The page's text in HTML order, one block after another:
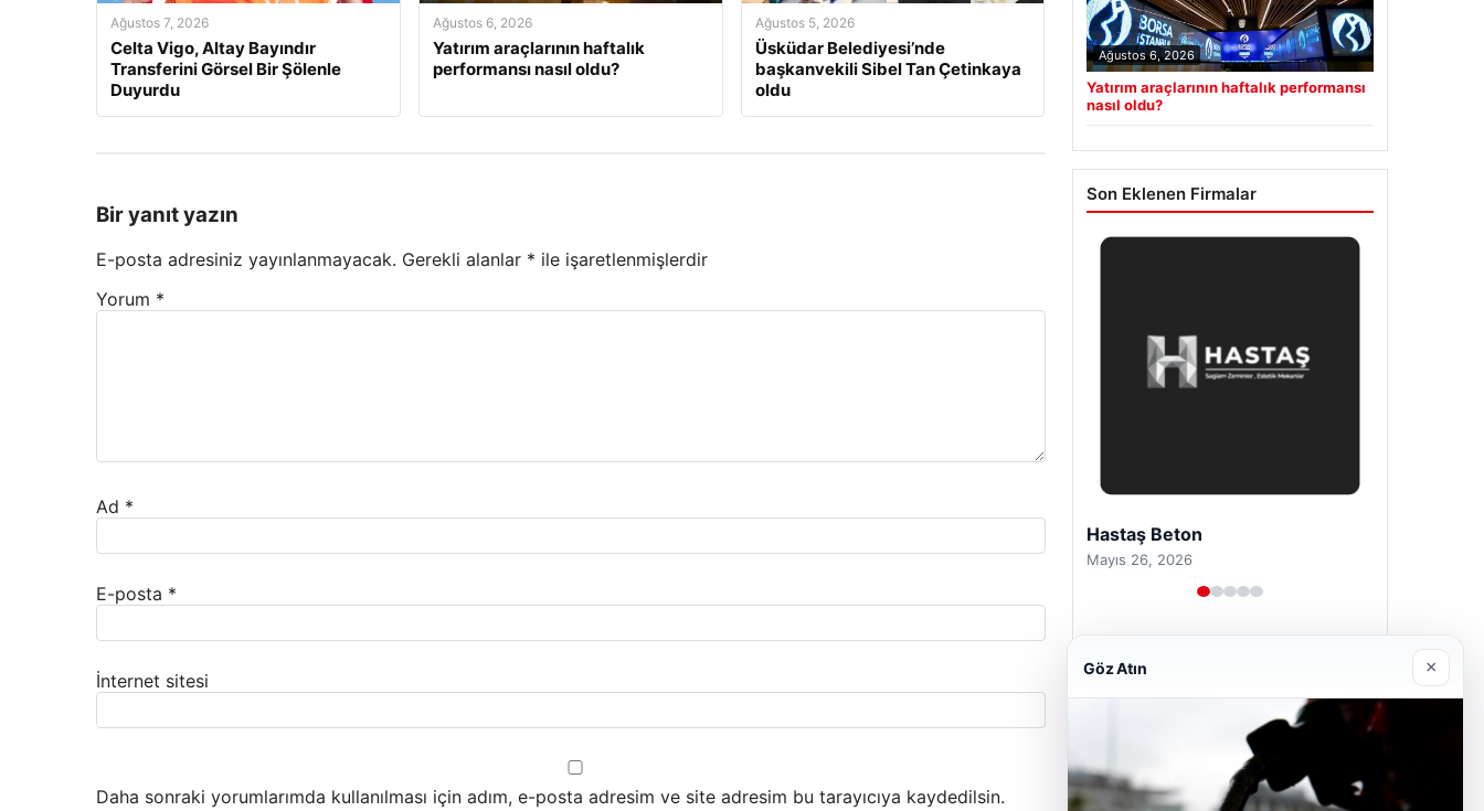
Ağustos 7, 2026
Celta Vigo, Altay Bayındır
Transferini Görsel Bir Şölenle
Duyurdu
Ağustos 6, 2026
Yatırım araçlarının haftalık
performansı nasıl oldu?
Ağustos 5, 2026
Üsküdar Belediyesi’nde
başkanvekili Sibel Tan Çetinkaya
oldu
Bir yanıt yazın
E-posta adresiniz yayınlanmayacak. Gerekli alanlar * ile işaretlenmişlerdir
Yorum *
Ad *
E-posta *
İnternet sitesi
Daha sonraki yorumlarımda kullanılması için adım, e-posta adresim ve site adresim bu tarayıcıya kaydedilsin.
Ağustos 6, 2026
Yatırım araçlarının haftalık performansı
nasıl oldu?
Son Eklenen Firmalar
Enes Kaplan Avukatlık Bürosu
Nisan 28, 2026
Göz Atın ×